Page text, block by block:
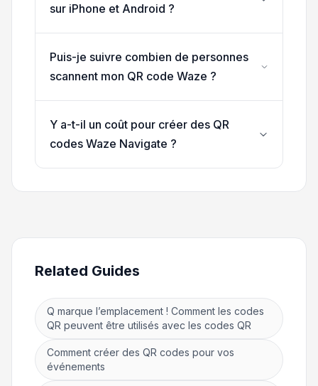
sur iPhone et Android ?
Puis-je suivre combien de personnes
scannent mon QR code Waze ?
Y a-t-il un coût pour créer des QR
codes Waze Navigate ?
Related Guides
Q marque l’emplacement ! Comment les codes
QR peuvent être utilisés avec les codes QR
Comment créer des QR codes pour vos
événements